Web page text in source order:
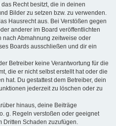
Recht besitzt, die in deinen
Bilder zu setzen bzw. zu verwenden.
Hausrecht aus. Bei Verstößen gegen
anderer im Board veröffentlichten
nach Abmahnung zeitweise oder
Boards ausschließen und dir ein
Betreiber keine Verantwortung für die
die er nicht selbst erstellt hat oder die
hat. Du gestattest dem Betreiber, dein
jederzeit zu löschen oder zu
hinaus, deine Beiträge
g. Regeln verstoßen oder geeignet
Schaden zuzufügen.